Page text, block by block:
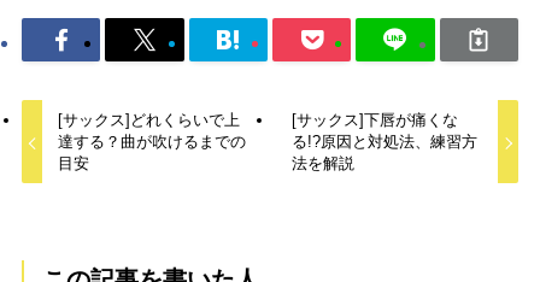
[サックス]どれくらいで上
達する？曲が吹けるまでの
目安
[サックス]下唇が痛くな
る!?原因と対処法、練習方
法を解説